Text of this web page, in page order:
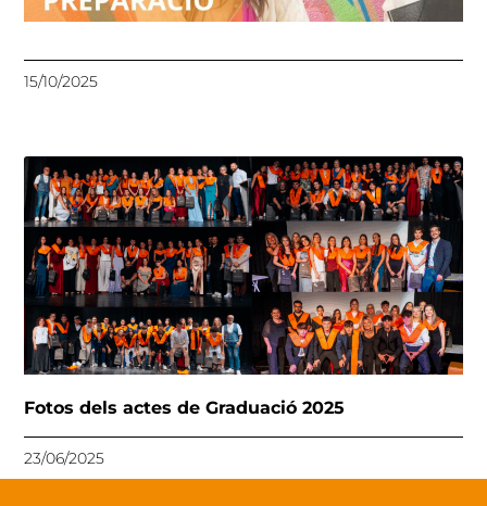
15/10/2025
Fotos dels actes de Graduació 2025
23/06/2025